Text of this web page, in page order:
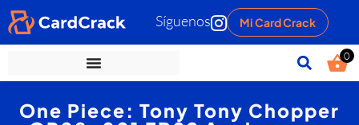
Síguenos Mi Card Crack
0
One Piece: Tony Tony Chopper